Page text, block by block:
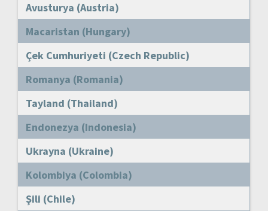
Avusturya (Austria)
Macaristan (Hungary)
Çek Cumhuriyeti (Czech Republic)
Romanya (Romania)
Tayland (Thailand)
Endonezya (Indonesia)
Ukrayna (Ukraine)
Kolombiya (Colombia)
Şili (Chile)